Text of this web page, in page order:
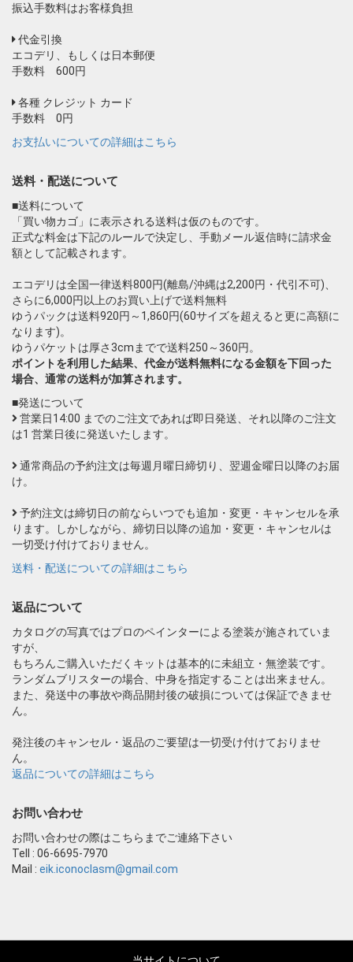
振込手数料はお客様負担
代金引換
エコデリ、もしくは日本郵便
手数料 600円
各種 クレジット カード
手数料 0円
お支払いについての詳細はこちら
送料・配送について
■送料について
「買い物カゴ」に表示される送料は仮のものです。
正式な料金は下記のルールで決定し、手動メール返信時に請求金
額として記載されます。
エコデリは全国一律送料800円(離島/沖縄は2,200円・代引不可)、
さらに6,000円以上のお買い上げで送料無料
ゆうパックは送料920円～1,860円(60サイズを超えると更に高額に
なります)。
ゆうパケットは厚さ3cmまでで送料250～360円。
ポイントを利用した結果、代金が送料無料になる金額を下回った
場合、通常の送料が加算されます。
■発送について
営業日14:00 までのご注文であれば即日発送、それ以降のご注文
は1 営業日後に発送いたします。
通常商品の予約注文は毎週月曜日締切り、翌週金曜日以降のお届
け。
予約注文は締切日の前ならいつでも追加・変更・キャンセルを承
ります。しかしながら、締切日以降の追加・変更・キャンセルは
一切受け付けておりません。
送料・配送についての詳細はこちら
返品について
カタログの写真ではプロのペインターによる塗装が施されていま
すが、
もちろんご購入いただくキットは基本的に未組立・無塗装です。
ランダムブリスターの場合、中身を指定することは出来ません。
また、発送中の事故や商品開封後の破損については保証できませ
ん。
発注後のキャンセル・返品のご要望は一切受け付けておりませ
ん。
返品についての詳細はこちら
お問い合わせ
お問い合わせの際はこちらまでご連絡下さい
Tell : 06-6695-7970
Mail : eik.iconoclasm@gmail.com